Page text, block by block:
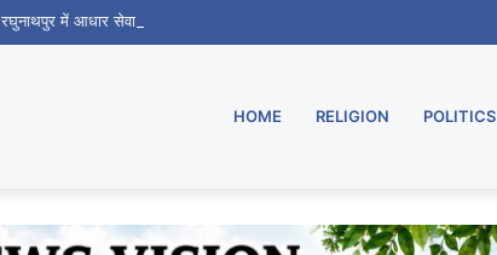
रघुनाथपुर में आधार सेवा केंद्र शुरू, मुरार उपडाकघर नए भवन में हुआ स्थानांतरित
HOME RELIGION POLITICS